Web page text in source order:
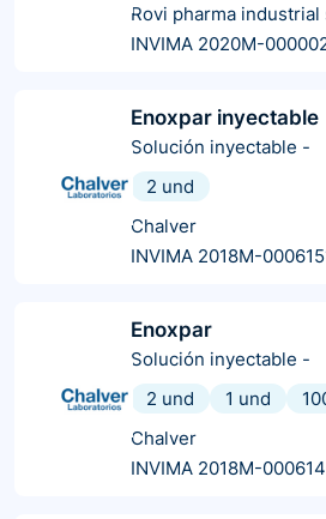
Rovi pharma industrial
INVIMA 2020M-
Enoxpar inyectable
Solución inyectable -
2 und
Chalver
INVIMA 2018M-
Enoxpar
Solución inyectable -
2 und
1 und
Chalver
INVIMA 2018M-